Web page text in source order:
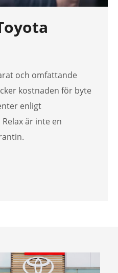
och omfattande
kostnaden för byte
enligt
är inte en